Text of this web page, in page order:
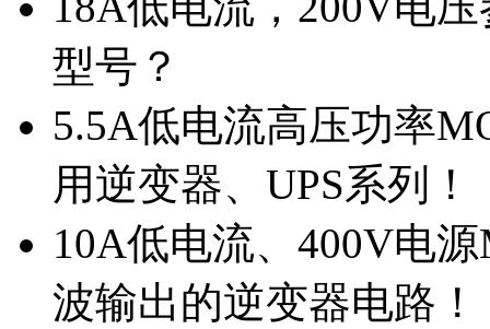
型号？
5.5A低电流高压功率
用逆变器、UPS系列！
10A低电流、400V电
波输出的逆变器电路！